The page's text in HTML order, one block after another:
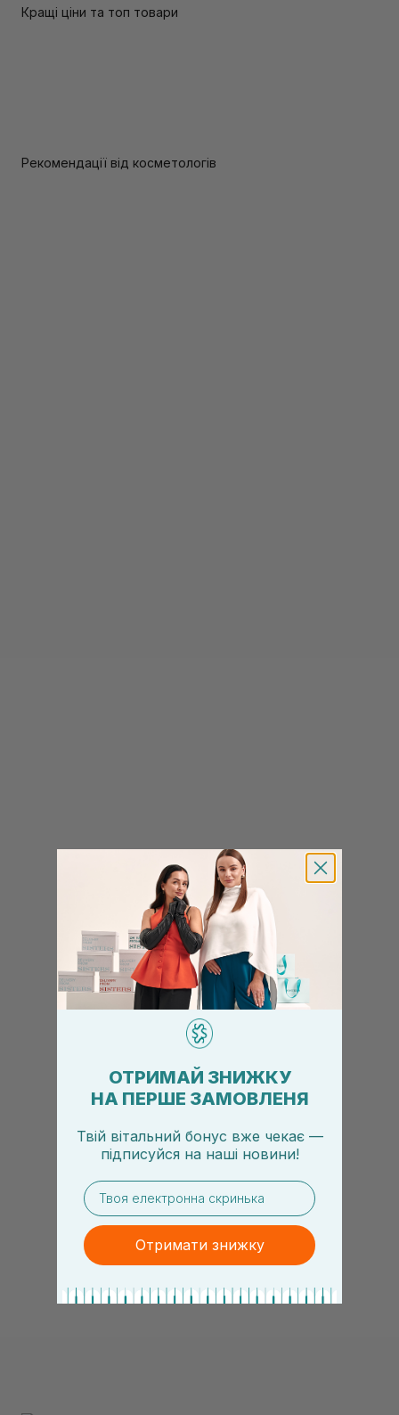
Кращі ціни та топ товари
Рекомендації від косметологів
ОТРИМАЙ ЗНИЖКУ
НА ПЕРШЕ ЗАМОВЛЕНЯ
Твій вітальний бонус вже чекає —
підписуйся на наші новини!
email
Отримати знижку